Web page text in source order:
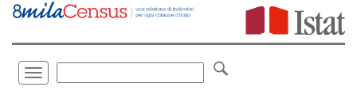
Vai
direttamente
Toggle
navigation